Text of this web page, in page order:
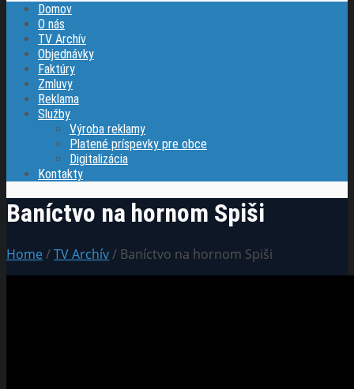
Domov
O nás
TV Archív
Objednávky
Faktúry
Zmluvy
Reklama
Služby
Výroba reklamy
Platené príspevky pre obce
Digitalizácia
Kontakty
Baníctvo na hornom Spiši
Home/TV Archív/ Baníctvo na hornom Spiši